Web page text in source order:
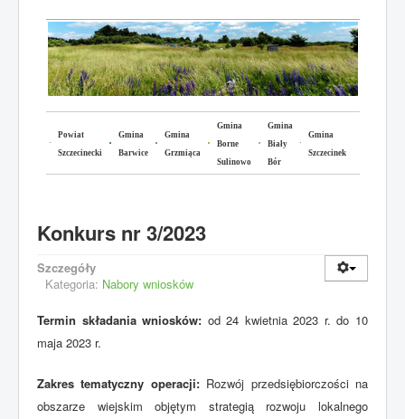
Powiat
Szczecinecki
Gmina
Barwice
Gmina
Grzmiąca
Gmina
Borne
Sulinowo
Gmina
Biały
Bór
Gmina
Szczecinek
Konkurs nr 3/2023
Szczegóły
Kategoria: Nabory wniosków
Termin składania wniosków: od 24 kwietnia 2023 r. do 10
maja 2023 r.
Zakres tematyczny operacji: Rozwój przedsiębiorczości na
obszarze wiejskim objętym strategią rozwoju lokalnego